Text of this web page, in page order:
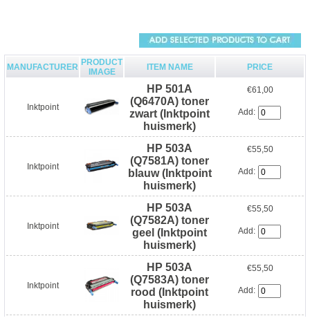
MANUFACTURER PRODUCT
IMAGE
ITEM NAME PRICE
Inktpoint
HP 501A
(Q6470A) toner
zwart (Inktpoint
huismerk)
€61,00
Add:
Inktpoint
HP 503A
(Q7581A) toner
blauw (Inktpoint
huismerk)
€55,50
Add:
Inktpoint
HP 503A
(Q7582A) toner
geel (Inktpoint
huismerk)
€55,50
Add:
Inktpoint
HP 503A
(Q7583A) toner
rood (Inktpoint
huismerk)
€55,50
Add: